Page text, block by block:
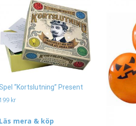
“Kortslutning” Present
199 kr
Läs mera & köp